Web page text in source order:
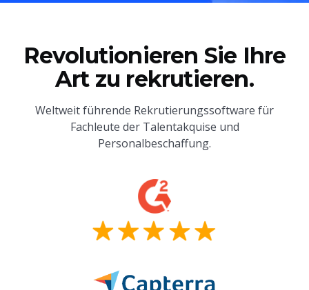
Revolutionieren Sie Ihre
Art zu rekrutieren.
Weltweit führende Rekrutierungssoftware für
Fachleute der Talentakquise und
Personalbeschaffung.